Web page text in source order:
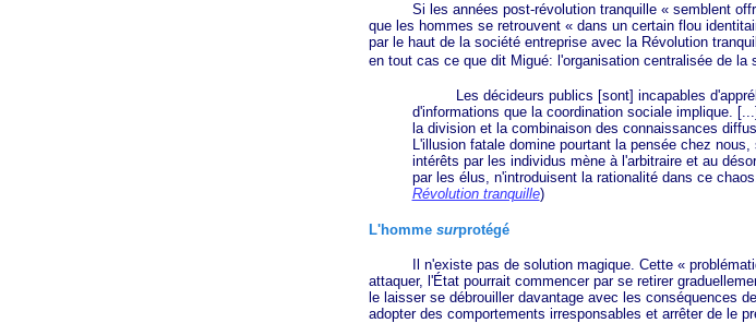
Si les années post-révolution tranquille « semblent
que les hommes se retrouvent « dans un certain flou
par le haut de la société entreprise avec la Révolution
en tout cas ce que dit Migué: l'organisation centralisée de la
Les décideurs publics [sont] incapables
d'informations que la coordination sociale implique.
la division et la combinaison des connaissances
L'illusion fatale domine pourtant la pensée chez
intérêts par les individus mène à l'arbitraire et au
par les élus, n'introduisent la rationalité dans ce
Révolution tranquille)
L'homme surprotégé
Il n'existe pas de solution magique. Cette «
attaquer, l'État pourrait commencer par se retirer
le laisser se débrouiller davantage avec les conséquences
adopter des comportements irresponsables et arrêter de le